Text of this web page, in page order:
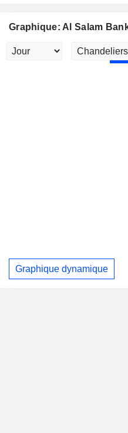
Graphique: Al Salam
Graphique dynamique